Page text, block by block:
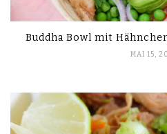
Buddha Bowl mit
MAI 15,